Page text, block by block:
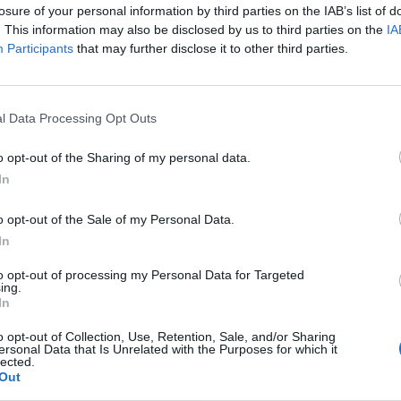
of your personal information by third parties on the IAB’s list of
This information may also be disclosed by us to third parties on the
Participants that may further disclose it to other third parties.
Data Processing Opt Outs
opt-out of the Sharing of my personal data.
opt-out of the Sale of my Personal Data.
opt-out of processing my Personal Data for Targeted
opt-out of Collection, Use, Retention, Sale, and/or Sharing
Data that Is Unrelated with the Purposes for which it
non va in ferie: ogni
per te
propone un appuntamento diverso ogni sera, tra
laboratori creativi, sfide musicali e burraco